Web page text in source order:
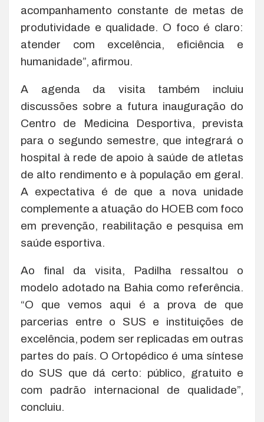
acompanhamento constante de metas de
produtividade e qualidade. O foco é claro:
atender com excelência, eficiência e
humanidade”, afirmou.
A agenda da visita também incluiu
discussões sobre a futura inauguração do
Centro de Medicina Desportiva, prevista
para o segundo semestre, que integrará o
hospital à rede de apoio à saúde de atletas
de alto rendimento e à população em geral.
A expectativa é de que a nova unidade
complemente a atuação do HOEB com foco
em prevenção, reabilitação e pesquisa em
saúde esportiva.
Ao final da visita, Padilha ressaltou o
modelo adotado na Bahia como referência.
“O que vemos aqui é a prova de que
parcerias entre o SUS e instituições de
excelência, podem ser replicadas em outras
partes do país. O Ortopédico é uma síntese
do SUS que dá certo: público, gratuito e
com padrão internacional de qualidade”,
concluiu.